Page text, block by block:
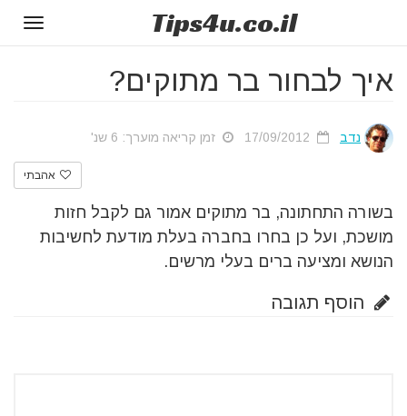
Tips4u.co.il
איך לבחור בר מתוקים?
נדב זמן קריאה מוערך: 6 שנ'
אהבתי
בשורה התחתונה, בר מתוקים אמור גם לקבל חזות
מושכת, ועל כן בחרו בחברה בעלת מודעת לחשיבות
הנושא ומציעה ברים בעלי מרשים.
הוסף תגובה